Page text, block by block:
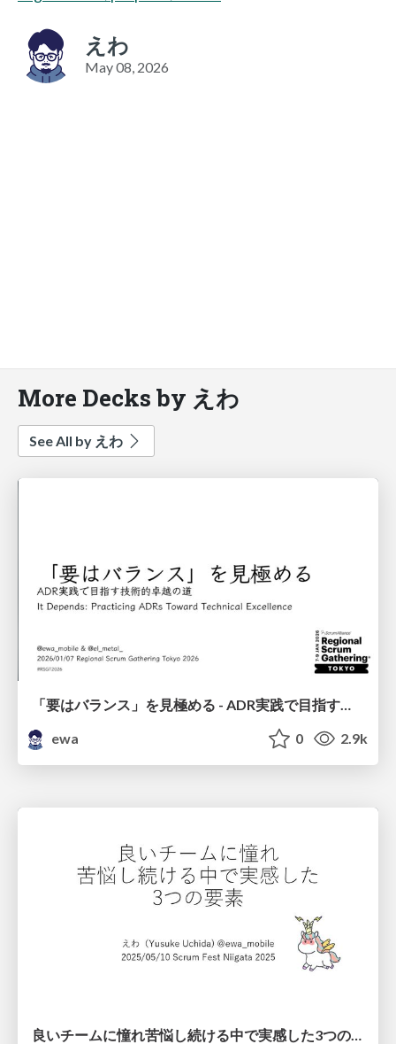
えわ
May 08, 2026
More Decks by えわ
See All by えわ
「要はバランス」を見極める - ADR実践で目指す技術的卓越への道 / It Depends: Practicing ADRs Toward Technical Excellence
ewa
0 2.9k